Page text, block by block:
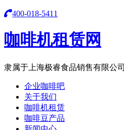
400-018-5411
咖啡机租赁网
隶属于上海极睿食品销售有限公司
企业咖啡吧
关于我们
咖啡机租赁
咖啡豆产品